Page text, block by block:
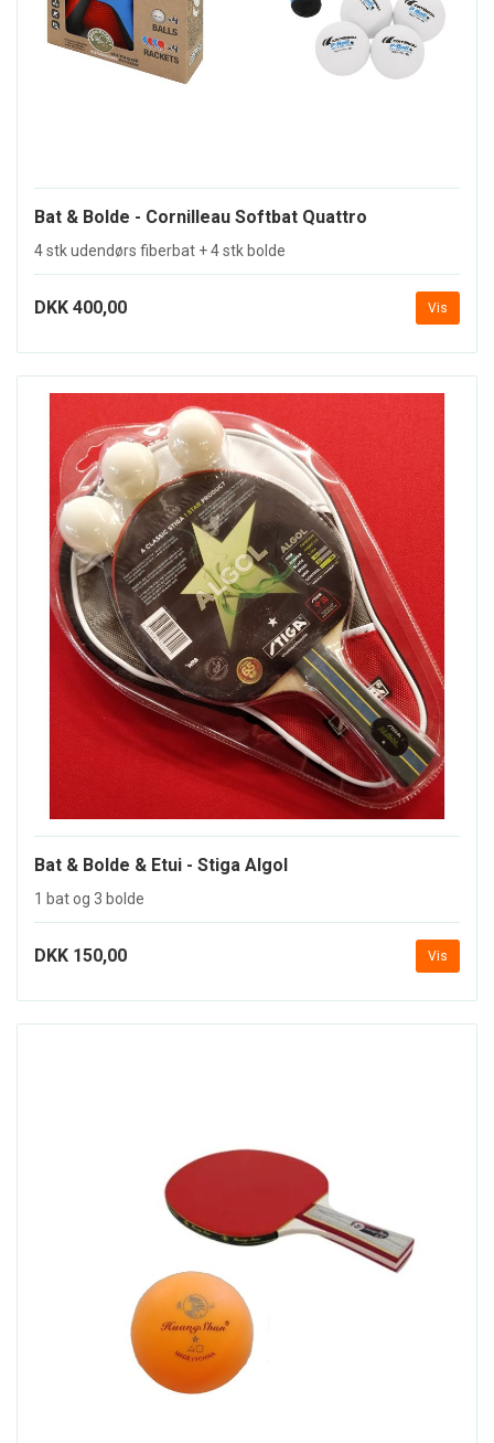
Bat & Bolde - Cornilleau Softbat Quattro
4 stk udendørs fiberbat + 4 stk bolde
DKK 400,00 Vis
Bat & Bolde & Etui - Stiga Algol
1 bat og 3 bolde
DKK 150,00 Vis